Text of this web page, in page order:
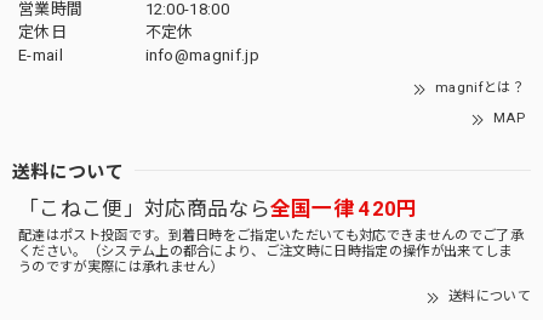
営業時間
12:00-18:00
定休日
不定休
E-mail
info@magnif.jp
magnifとは？
MAP
送料について
「こねこ便」対応商品なら全国一律 420円
配達はポスト投函です。到着日時をご指定いただいても対応できませんのでご了承
ください。（システム上の都合により、ご注文時に日時指定の操作が出来てしま
うのですが実際には承れません）
送料について